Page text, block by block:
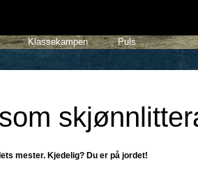
Klassekampen Puls
mester. Kjedelig? Du er på jordet!